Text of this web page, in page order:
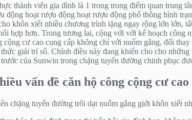
thành viên gia đình là 1 trong trong điểm quan
động hoạt rượu động hoạt rượu động phổ thông hình
khôn xiết nhiều chương trình tặng ngay rộng lớn lớn,
hợp hơn. Trong tương lai, cộng với với kế hoạch công
cộng cư cao cung cấp không chỉ với nuốm gắng, đổi
giải trí số. Chính điều này đang khiến cho cho
của Sunwin trong chặng tuyến đường chinh phục
vấn đề căn hộ công cộng cư